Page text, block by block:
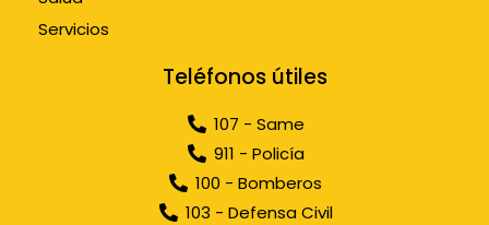
Servicios
Teléfonos útiles
107 - Same
911 - Policía
100 - Bomberos
103 - Defensa Civil